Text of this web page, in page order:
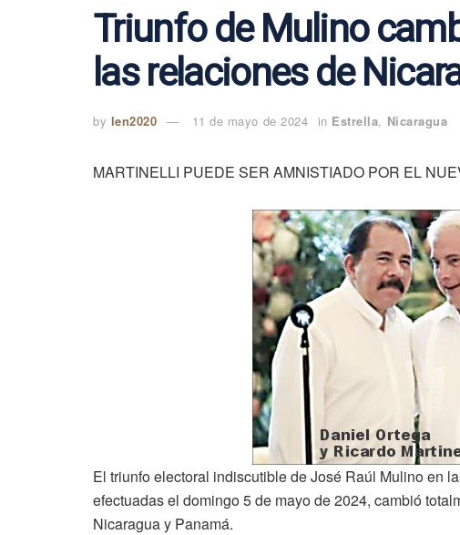
Triunfo de Mulino
las relaciones de
by len2020 11 de mayo de 2024 in Estrella, Nicaragua
MARTINELLI PUEDE SER AMNISTIADO POR EL
El triunfo electoral indiscutible de José Raúl Mulino en
efectuadas el domingo 5 de mayo de 2024, cambió
Nicaragua y Panamá.